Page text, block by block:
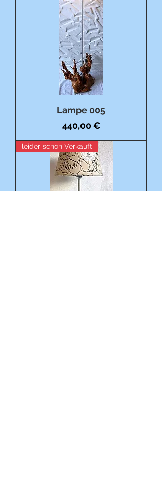
Lampe 005
Preis
440,00 €
leider schon Verkauft